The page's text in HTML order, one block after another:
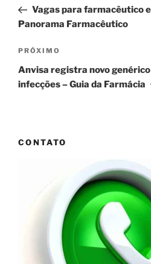
Post
anterior
Vagas para farmacêutico
Panorama Farmacêutico
Próximo
post
PRÓXIMO
Anvisa registra novo
infecções – Guia da Farmácia
CONTATO